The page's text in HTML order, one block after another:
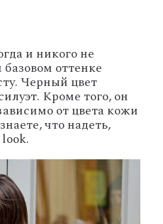
и никого не
оттенке
Черный цвет
Кроме того, он
от цвета кожи
что надеть,